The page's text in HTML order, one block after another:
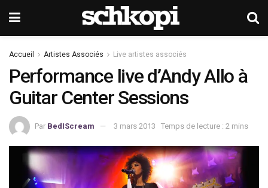
Accueil Artistes Associés Live artistes associés
Performance live d’Andy Allo à
Guitar Center Sessions
Par BedIScream 3 mars 2013 Temps de lecture : 2 mins